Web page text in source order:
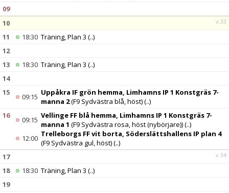
09
v.33
10
11
18:30 Träning, Plan 3 (..)
12
13
18:30 Träning, Plan 3 (..)
14
15
09:15 Uppåkra IF grön hemma, Limhamns IP 1 Konstgräs 7-
manna 2(F9 Sydvästra blå, höst)(..)
16
09:15 Vellinge FF blå hemma, Limhamns IP 1 Konstgräs 7-
manna 1 (F9 Sydvästra rosa, höst (nybörjare))(..)
12:00 Trelleborgs FF vit borta, Söderslättshallens IP plan 4
(F9 Sydvästra gul, höst)(..)
v.34
17
18
18:30 Träning, Plan 3 (..)
19